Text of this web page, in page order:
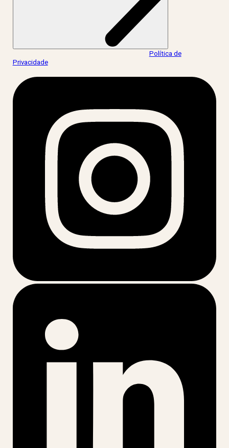
Política de
Privacidade.